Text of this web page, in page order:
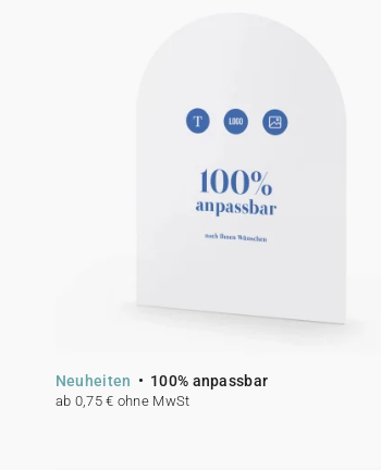
Neuheiten 100% anpassbar
ab 0,75 € ohne MwSt